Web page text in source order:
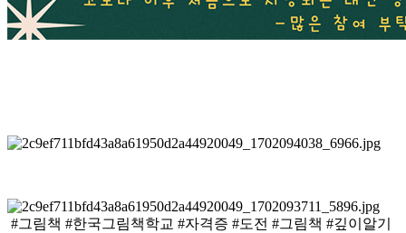
​#그림책 #한국그림책학교 #자격증 #도전 #그림책 #깊이알기